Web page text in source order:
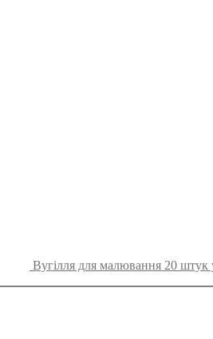
Вугілля для малювання 20 штук